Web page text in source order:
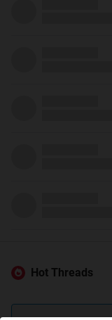
Hot Threads